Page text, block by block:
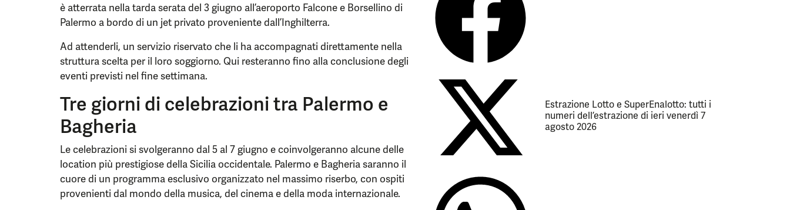
è atterrata nella tarda serata del 3 giugno all’aeroporto Falcone e Borsellino di
Palermo a bordo di un jet privato proveniente dall’Inghilterra.
Ad attenderli, un servizio riservato che li ha accompagnati direttamente nella
struttura scelta per il loro soggiorno. Qui resteranno fino alla conclusione degli
eventi previsti nel fine settimana.
Tre giorni di celebrazioni tra Palermo e
Bagheria
Le celebrazioni si svolgeranno dal 5 al 7 giugno e coinvolgeranno alcune delle
location più prestigiose della Sicilia occidentale. Palermo e Bagheria saranno il
cuore di un programma esclusivo organizzato nel massimo riserbo, con ospiti
provenienti dal mondo della musica, del cinema e della moda internazionale.
Estrazione Lotto e SuperEnalotto: tutti i
numeri dell’estrazione di ieri venerdì 7
agosto 2026